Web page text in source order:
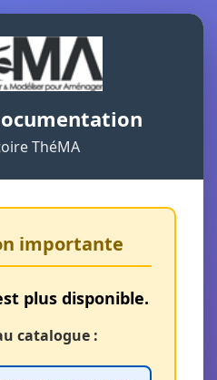
ThéMA
importante
plus disponible.
catalogue :